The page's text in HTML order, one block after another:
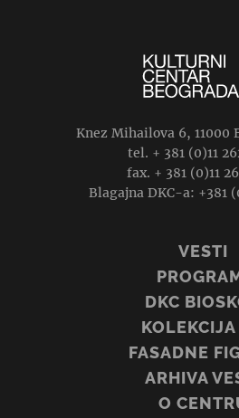
Knez Mihailova 6, 11000
tel. + 381 (0)11
fax. + 381 (0)11
Blagajna DKC-a: +381
VESTI
DKC
KOLEKCIJA
FASADNE
ARHIVA
O